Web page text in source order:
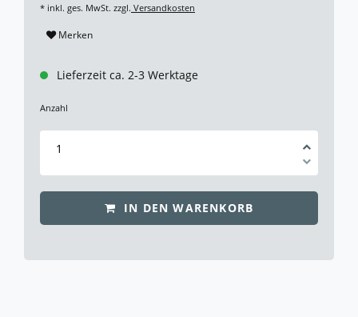
* inkl. ges. MwSt. zzgl. Versandkosten
Merken
Lieferzeit ca. 2-3 Werktage
Anzahl
IN DEN WARENKORB